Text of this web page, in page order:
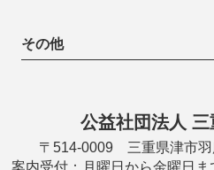
その他
公益社団法人
〒514-0009 三重県津市
案内受付：月曜日から金曜日